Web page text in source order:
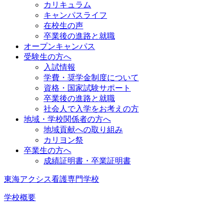
カリキュラム
キャンパスライフ
在校生の声
卒業後の進路と就職
オープンキャンパス
受験生の方へ
入試情報
学費・奨学金制度について
資格・国家試験サポート
卒業後の進路と就職
社会人で入学をお考えの方
地域・学校関係者の方へ
地域貢献への取り組み
カリヨン祭
卒業生の方へ
成績証明書・卒業証明書
東海アクシス看護専門学校
学校概要